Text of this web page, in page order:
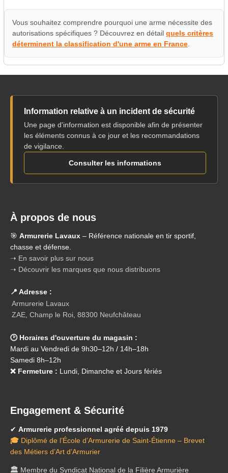
Vous souhaitez comprendre pourquoi une arme nécessite des
autorisations spécifiques ? Découvrez en détailquels critères
déterminent la classification d'une arme en France.
Information relative à un incident de sécurité
Une page d'information est disponible afin de présenter
les éléments connus à ce jour et les recommandations
de vigilance.
Consulter les informations
À propos de nous
🎯 Armurerie Lavaux – Référence nationale en tir sportif,
chasse et défense.
➝ En savoir plus sur nous
➝ Découvrir les marques que nous distribuons
📍 Adresse :
Armurerie Lavaux
ZAE, Champ le Roi, 88300 Neufchâteau
🕑 Horaires d'ouverture du magasin :
Mardi au Vendredi de 9h30–12h / 14h–18h
Samedi 8h–12h
❌ Fermeture : Lundi, Dimanche et Jours fériés
Engagement & Sécurité
✔ Armurerie professionnel agréé depuis 1979
🎓 Diplômé de l’École d’Armurerie de Saint-Étienne – Brevet
des Métiers d’Art d’Armurier
🏛️ Membre du Syndicat National de la Filière Armurière